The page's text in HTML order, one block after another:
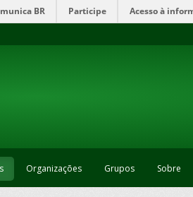
BR Participe Acesso à
Organizações Grupos Sobre